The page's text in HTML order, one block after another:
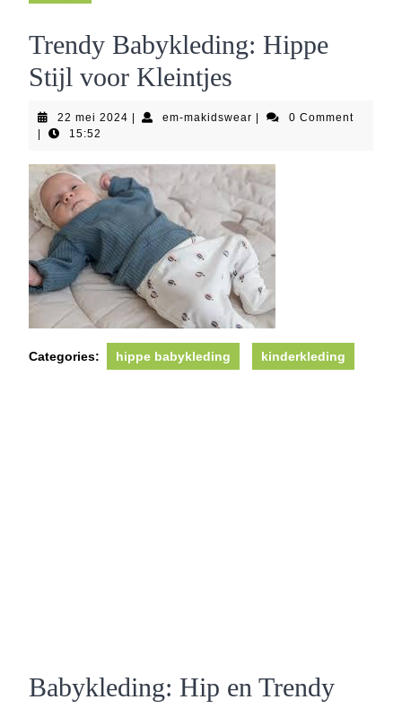
Trendy Babykleding: Hippe
Stijl voor Kleintjes
22 mei 2024 22
em-makidswear em-
0 Comment
15:52
Categories: hippe babykleding kinderkleding
Babykleding: Hip en Trendy